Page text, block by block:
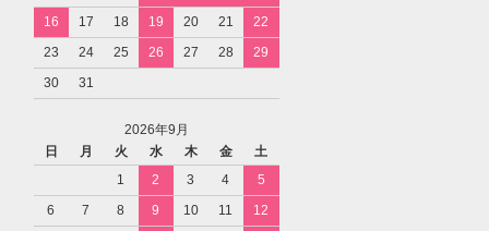
16
17 18 19 20 21
22
23
24 25 26 27 28
29
30
31
2026年9月
日
月 火 水 木 金
土
1
2 3 4
5
6
7 8 9 10 11
12